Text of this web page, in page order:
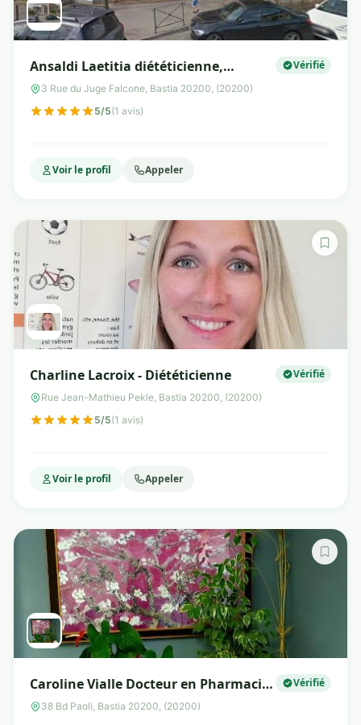
Ansaldi Laetitia diététicienne,
nutritionniste, hypnotherapeute et
tabacologue
Vérifié
3 Rue du Juge Falcone, Bastia 20200, (20200)
5/5(1 avis)
Voir le profil Appeler
Charline Lacroix - Diététicienne Vérifié
Rue Jean-Mathieu Pekle, Bastia 20200, (20200)
5/5(1 avis)
Voir le profil Appeler
Caroline Vialle Docteur en Pharmacie
Nutrition et Micronutrition de
Vérifié
38 Bd Paoli, Bastia 20200, (20200)